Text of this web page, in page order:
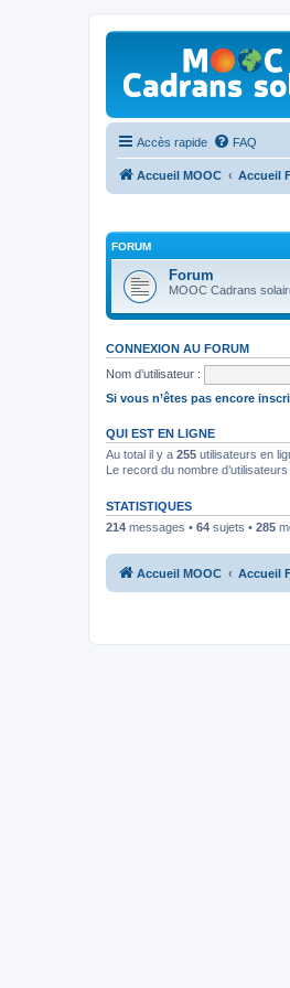
Accès rapide FAQ
Accueil MOOC Accueil
FORUM
Forum
MOOC Cadrans
CONNEXION AU FORUM
Nom d’utilisateur :
Si vous n’êtes pas encore
QUI EST EN LIGNE
Au total il y a 255 utilisateurs en
Le record du nombre
STATISTIQUES
214 messages • 64 sujets • 285
Accueil MOOC Accueil